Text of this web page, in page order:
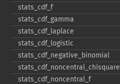
stats_​cdf_​f
stats_​cdf_​gamma
stats_​cdf_​laplace
stats_​cdf_​logistic
stats_​cdf_​negative_​binomial
stats_​cdf_​noncentral_​chisquare
stats_​cdf_​noncentral_​f